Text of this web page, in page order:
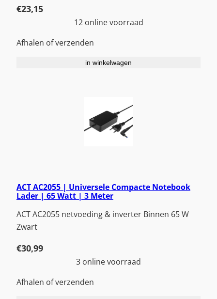
€23,15
12 online voorraad
Afhalen of verzenden
in winkelwagen
ACT AC2055 | Universele Compacte Notebook
Lader | 65 Watt | 3 Meter
ACT AC2055 netvoeding & inverter Binnen 65 W
Zwart
€30,99
3 online voorraad
Afhalen of verzenden